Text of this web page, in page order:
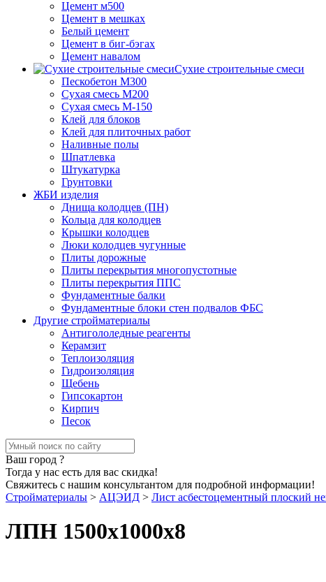
Цемент м500
Цемент в мешках
Белый цемент
Цемент в биг-бэгах
Цемент навалом
Сухие строительные смеси
Пескобетон М300
Сухая смесь М200
Сухая смесь М-150
Клей для блоков
Клей для плиточных работ
Наливные полы
Шпатлевка
Штукатурка
Грунтовки
ЖБИ изделия
Днища колодцев (ПН)
Кольца для колодцев
Крышки колодцев
Люки колодцев чугунные
Плиты дорожные
Плиты перекрытия многопустотные
Плиты перекрытия ППС
Фундаментные балки
Фундаментные блоки стен подвалов ФБС
Другие стройматериалы
Антигололедные реагенты
Керамзит
Теплоизоляция
Гидроизоляция
Щебень
Гипсокартон
Кирпич
Песок
Ваш город ?
Тогда у нас есть для вас скидка!
Свяжитесь с нашим консультантом для подробной информации!
Стройматериалы > АЦЭИД > Лист асбестоцементный плоский
ЛПН 1500х1000х8